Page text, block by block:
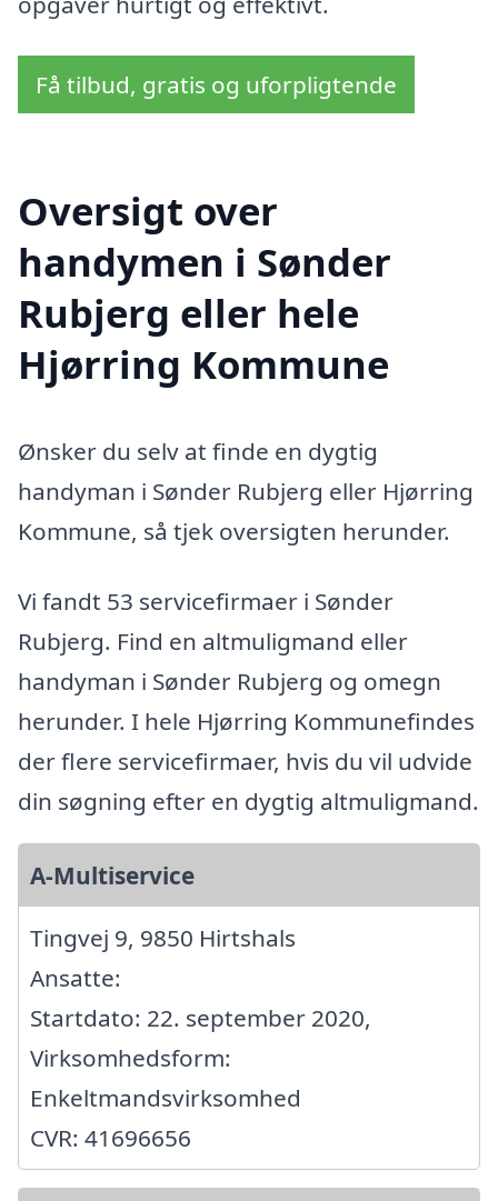
Få tilbud, gratis og uforpligtende
Oversigt over
handymen i Sønder
Rubjerg eller hele
Hjørring Kommune
Ønsker du selv at finde en dygtig
handyman i Sønder Rubjerg eller Hjørring
Kommune, så tjek oversigten herunder.
Vi fandt 53 servicefirmaer i Sønder
Rubjerg. Find en altmuligmand eller
handyman i Sønder Rubjerg og omegn
herunder. I hele Hjørring Kommunefindes
der flere servicefirmaer, hvis du vil udvide
din søgning efter en dygtig altmuligmand.
A-Multiservice
Tingvej 9, 9850 Hirtshals
Ansatte:
Startdato: 22. september 2020,
Virksomhedsform:
Enkeltmandsvirksomhed
CVR: 41696656